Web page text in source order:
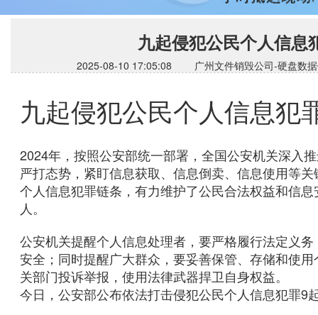
九起侵犯公民个人信息
2025-08-10 17:05:08 广州文件销毁公司-硬盘数
九起侵犯公民个人信息犯
2024年，按照公安部统一部署，全国公安机关深入
严打态势，紧盯信息获取、信息倒卖、信息使用等
个人信息犯罪链条，有力维护了公民合法权益和信
人。
公安机关提醒个人信息处理者，要严格履行法定义
安全；同时提醒广大群众，要妥善保管、存储和使
关部门投诉举报，使用法律武器捍卫自身权益。
今日，公安部公布依法打击侵犯公民个人信息犯罪9